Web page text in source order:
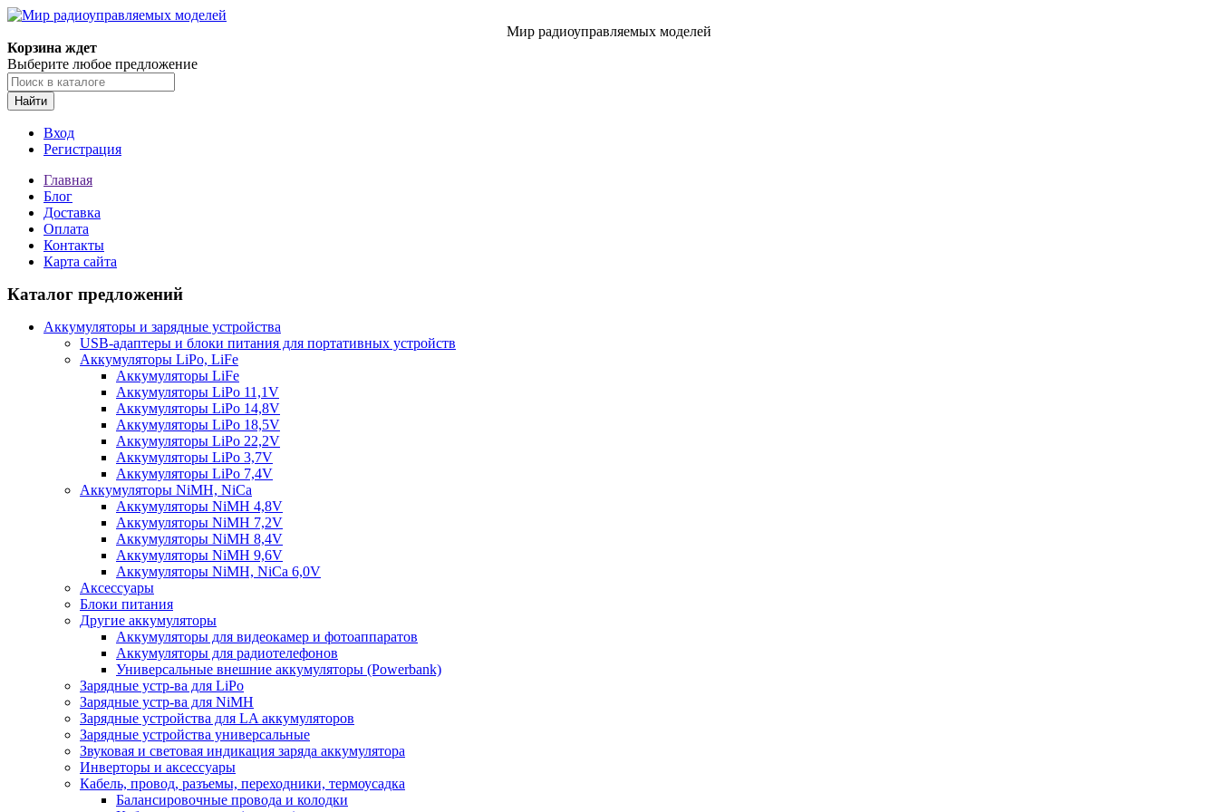
Мир радиоуправляемых моделей
Корзина ждет
Выберите любое предложение
Найти
Вход
Регистрация
Главная
Блог
Доставка
Оплата
Контакты
Карта сайта
Каталог предложений
Аккумуляторы и зарядные устройства
USB-адаптеры и блоки питания для портативных устройств
Аккумуляторы LiPo, LiFe
Аккумуляторы LiFe
Аккумуляторы LiPo 11,1V
Аккумуляторы LiPo 14,8V
Аккумуляторы LiPo 18,5V
Аккумуляторы LiPo 22,2V
Аккумуляторы LiPo 3,7V
Аккумуляторы LiPo 7,4V
Аккумуляторы NiMH, NiCa
Аккумуляторы NiMH 4,8V
Аккумуляторы NiMH 7,2V
Аккумуляторы NiMH 8,4V
Аккумуляторы NiMH 9,6V
Аккумуляторы NiMH, NiCa 6,0V
Аксессуары
Блоки питания
Другие аккумуляторы
Аккумуляторы для видеокамер и фотоаппаратов
Аккумуляторы для радиотелефонов
Универсальные внешние аккумуляторы (Powerbank)
Зарядные устр-ва для LiPo
Зарядные устр-ва для NiMH
Зарядные устройства для LA аккумуляторов
Зарядные устройства универсальные
Звуковая и световая индикация заряда аккумулятора
Инверторы и аксессуары
Кабель, провод, разъемы, переходники, термоусадка
Балансировочные провода и колодки